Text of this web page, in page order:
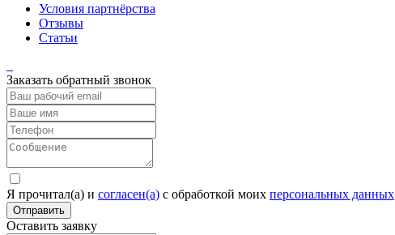
Условия партнёрства
Отзывы
Статьи
Заказать обратный звонок
Я прочитал(а) и согласен(а) c обработкой моих персональных данных
Отправить
Оставить заявку